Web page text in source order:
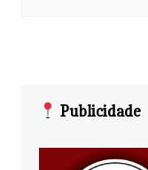
Publicidade